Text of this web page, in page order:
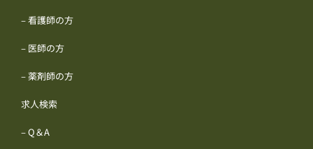
– 看護師の方
– 医師の方
– 薬剤師の方
求人検索
– Q＆A